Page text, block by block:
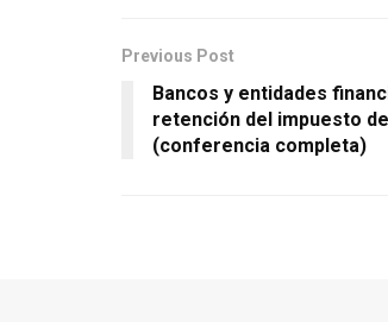
Previous Post
Bancos y entidades
retención del impuesto
(conferencia completa)